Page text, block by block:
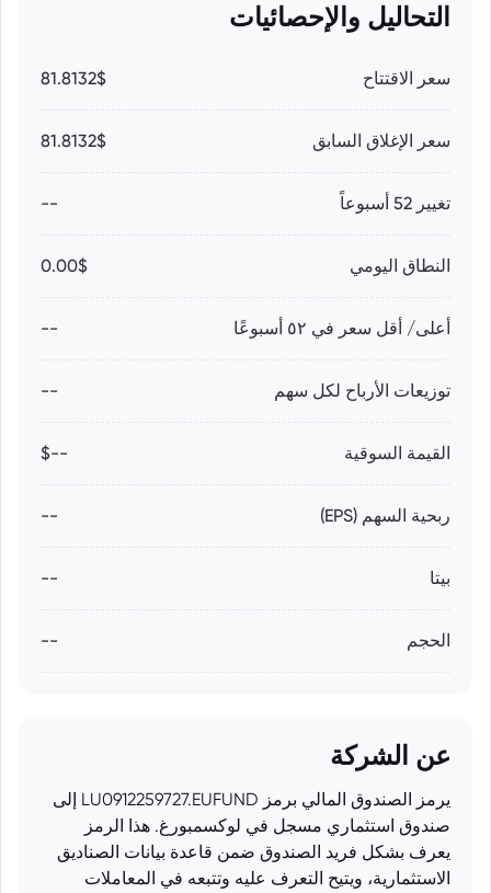
التحاليل والإحصائيات
سعر الاقتتاح 81.8132$
سعر الإغلاق السابق 81.8132$
تغيير 52 أسبوعاً --
النطاق اليومي 0.00$
أعلى/ أقل سعر في ٥٢ أسبوعًا --
توزيعات الأرباح لكل سهم --
القيمة السوقية --$
ربحية السهم (EPS) --
بيتا --
الحجم --
عن الشركة
يرمز الصندوق المالي برمز LU0912259727.EUFUND إلى
صندوق استثماري مسجل في لوكسمبورغ. هذا الرمز
يعرف بشكل فريد الصندوق ضمن قاعدة بيانات الصناديق
الاستثمارية، ويتيح التعرف عليه وتتبعه في المعاملات